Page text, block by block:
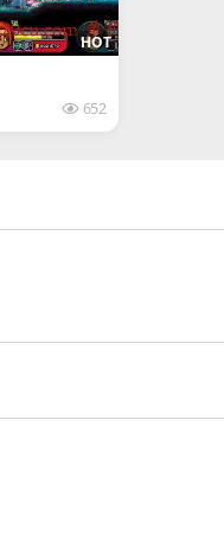
HOT
652